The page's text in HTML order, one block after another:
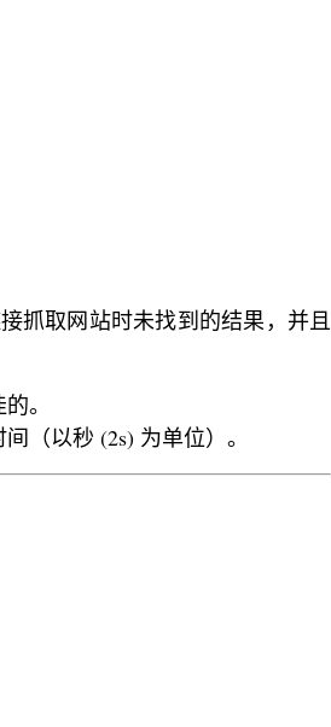
抓取网站时未找到的结果，并且
。
（以秒 (2s) 为单位）。